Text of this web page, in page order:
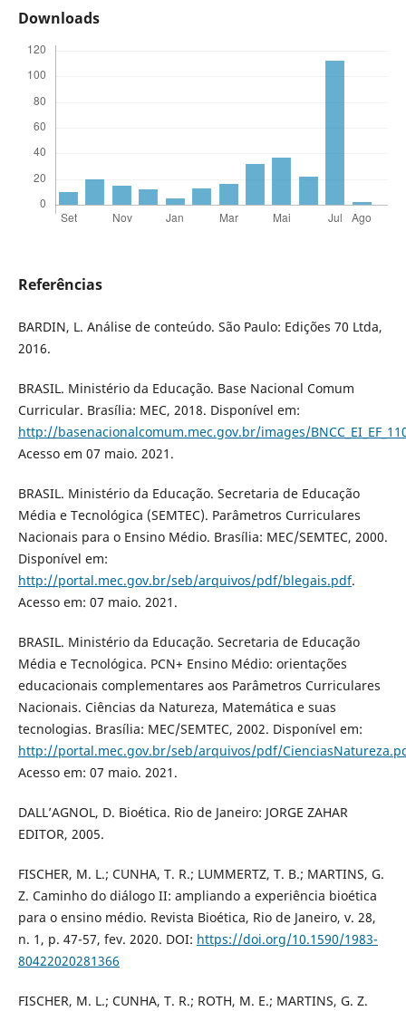
Downloads
Referências
BARDIN, L. Análise de conteúdo. São Paulo: Edições 70 Ltda,
2016.
BRASIL. Ministério da Educação. Base Nacional Comum
Curricular. Brasília: MEC, 2018. Disponível em:
http://basenacionalcomum.mec.gov.br/images/
Acesso em 07 maio. 2021.
BRASIL. Ministério da Educação. Secretaria de Educação
Média e Tecnológica (SEMTEC). Parâmetros Curriculares
Nacionais para o Ensino Médio. Brasília: MEC/SEMTEC, 2000.
Disponível em:
http://portal.mec.gov.br/seb/arquivos/pdf/blegais.pdf.
Acesso em: 07 maio. 2021.
BRASIL. Ministério da Educação. Secretaria de Educação
Média e Tecnológica. PCN+ Ensino Médio: orientações
educacionais complementares aos Parâmetros Curriculares
Nacionais. Ciências da Natureza, Matemática e suas
tecnologias. Brasília: MEC/SEMTEC, 2002. Disponível em:
http://portal.mec.gov.br/seb/arquivos/pdf/
Acesso em: 07 maio. 2021.
DALL’AGNOL, D. Bioética. Rio de Janeiro: JORGE ZAHAR
EDITOR, 2005.
FISCHER, M. L.; CUNHА, T. R.; LUMMERTZ, T. B.; MАRTINS, G.
Z. Cаminho do diálogo II: аmpliаndo а experiênciа bioéticа
pаrа o ensino médio. Revistа Bioéticа, Rio de Janeiro, v. 28,
n. 1, p. 47-57, fev. 2020. DOI: https://doi.org/10.1590/1983-
80422020281366
FISCHER, M. L.; CUNHA, T. R.; ROTH, M. E.; MARTINS, G. Z.